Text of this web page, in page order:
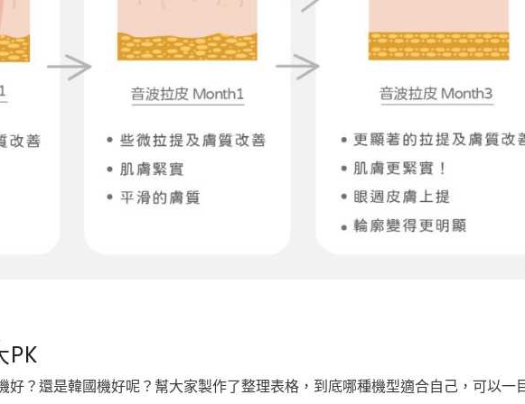
PK
好？還是韓國機好呢？幫大家製作了整理表格，到底哪種機型適合自己，可以一